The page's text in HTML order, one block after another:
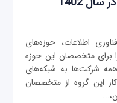
اطلاعات، حوزه‌های
برای متخصصان این حوزه
همه شرکت‌ها به شبکه‌های
کار این گروه از متخصصان